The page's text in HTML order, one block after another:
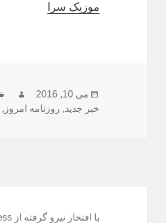
موزیک سرا
ارسال
شده
می 10, 2016
خبر جدید, روزنامه امروز ,
با افتخار نیرو گرفته از WordPress